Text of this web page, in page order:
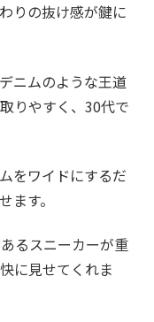
りの抜け感が鍵に
ニムのような王道
りやすく、30代で
をワイドにするだ
ます。
るスニーカーが重
に見せてくれま